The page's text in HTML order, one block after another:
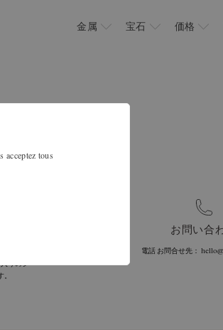
金属 宝石 価格
お問い合
電話 お問合せ先：
acceptez tous